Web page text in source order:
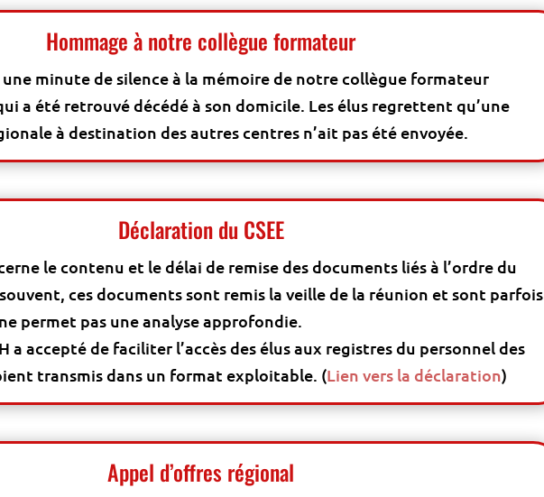
Hommage à notre collègue formateur
une minute de silence à la mémoire de notre collègue formateur
a été retrouvé décédé à son domicile. Les élus regrettent qu’une
à destination des autres centres n’ait pas été envoyée.
Déclaration du CSEE
le contenu et le délai de remise des documents liés à l’ordre du
souvent, ces documents sont remis la veille de la réunion et sont parfois
permet pas une analyse approfondie.
a accepté de faciliter l’accès des élus aux registres du personnel des
transmis dans un format exploitable. (Lien vers la déclaration)
Appel d’offres régional